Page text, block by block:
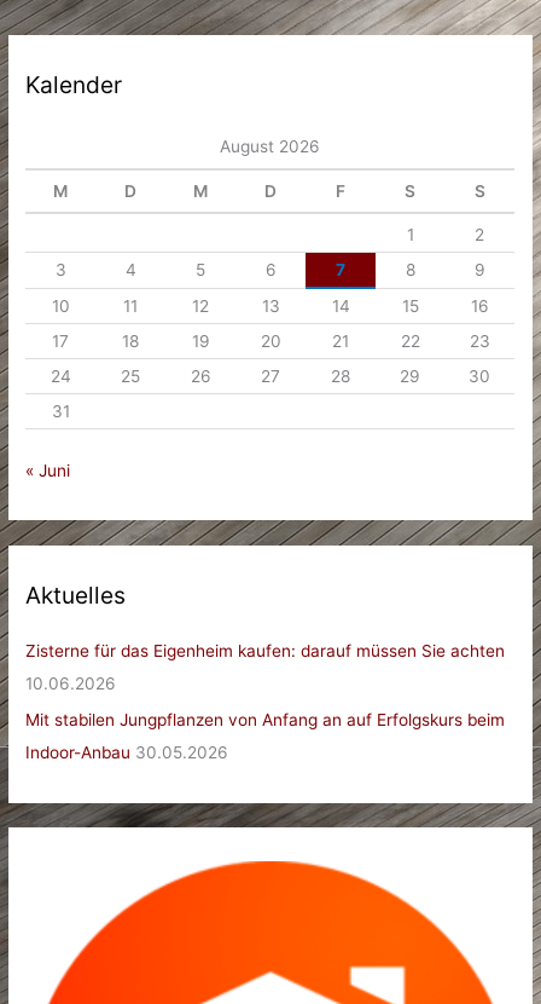
Kalender
August 2026
M D M D F S S
1
2
3
4 5 6 7 8
9
10
11 12 13 14 15
16
17
18 19 20 21 22
23
24
25 26 27 28 29
30
31
« Juni
Aktuelles
Zisterne für das Eigenheim kaufen: darauf müssen Sie achten
10.06.2026
Mit stabilen Jungpflanzen von Anfang an auf Erfolgskurs beim
Indoor-Anbau 30.05.2026